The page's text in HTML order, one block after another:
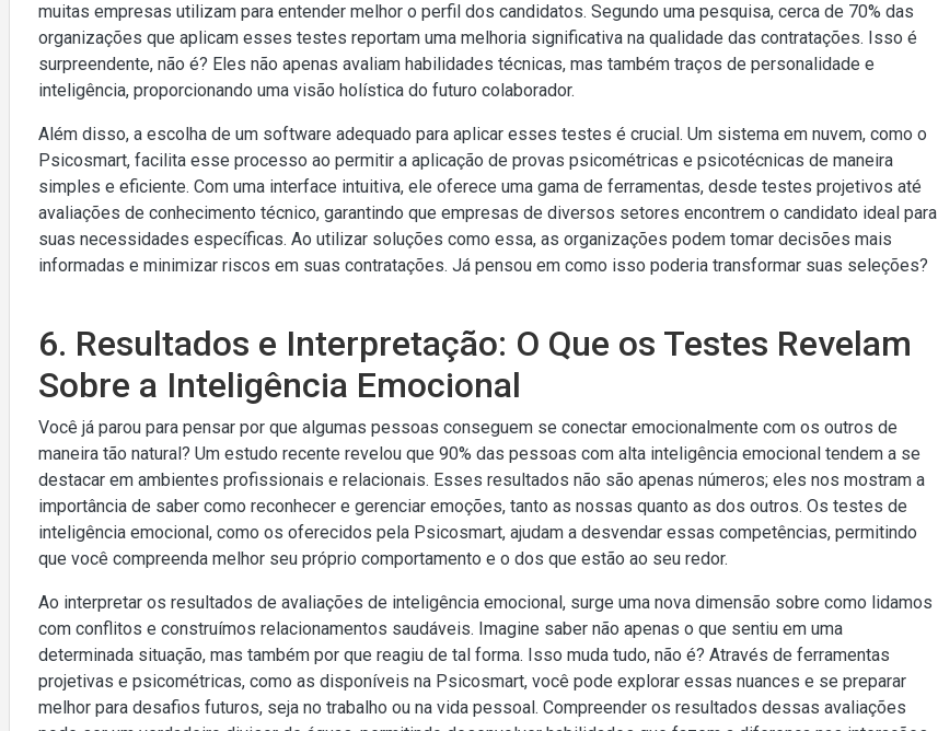
muitas empresas utilizam para entender melhor o perfil dos candidatos. Segundo uma pesquisa, cerca de 70% das
organizações que aplicam esses testes reportam uma melhoria significativa na qualidade das contratações. Isso é
surpreendente, não é? Eles não apenas avaliam habilidades técnicas, mas também traços de personalidade e
inteligência, proporcionando uma visão holística do futuro colaborador.
Além disso, a escolha de um software adequado para aplicar esses testes é crucial. Um sistema em nuvem, como o
Psicosmart, facilita esse processo ao permitir a aplicação de provas psicométricas e psicotécnicas de maneira
simples e eficiente. Com uma interface intuitiva, ele oferece uma gama de ferramentas, desde testes projetivos até
avaliações de conhecimento técnico, garantindo que empresas de diversos setores encontrem o candidato ideal para
suas necessidades específicas. Ao utilizar soluções como essa, as organizações podem tomar decisões mais
informadas e minimizar riscos em suas contratações. Já pensou em como isso poderia transformar suas seleções?
6. Resultados e Interpretação: O Que os Testes Revelam
Sobre a Inteligência Emocional
Você já parou para pensar por que algumas pessoas conseguem se conectar emocionalmente com os outros de
maneira tão natural? Um estudo recente revelou que 90% das pessoas com alta inteligência emocional tendem a se
destacar em ambientes profissionais e relacionais. Esses resultados não são apenas números; eles nos mostram a
importância de saber como reconhecer e gerenciar emoções, tanto as nossas quanto as dos outros. Os testes de
inteligência emocional, como os oferecidos pela Psicosmart, ajudam a desvendar essas competências, permitindo
que você compreenda melhor seu próprio comportamento e o dos que estão ao seu redor.
Ao interpretar os resultados de avaliações de inteligência emocional, surge uma nova dimensão sobre como lidamos
com conflitos e construímos relacionamentos saudáveis. Imagine saber não apenas o que sentiu em uma
determinada situação, mas também por que reagiu de tal forma. Isso muda tudo, não é? Através de ferramentas
projetivas e psicométricas, como as disponíveis na Psicosmart, você pode explorar essas nuances e se preparar
melhor para desafios futuros, seja no trabalho ou na vida pessoal. Compreender os resultados dessas avaliações